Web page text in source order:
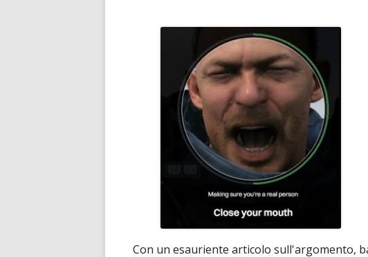
Con un esauriente articolo sull'argomento,